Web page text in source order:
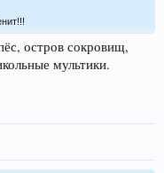
остров сокровищ,
мультики.